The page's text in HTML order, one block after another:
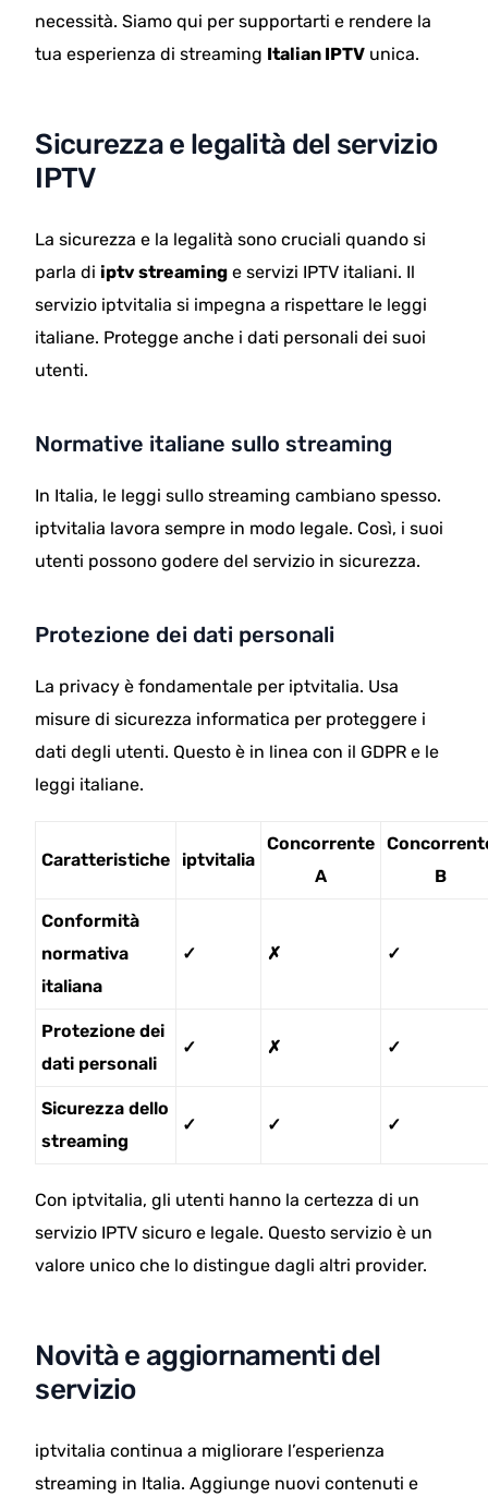
necessità. Siamo qui per supportarti e rendere la
tua esperienza di streaming Italian IPTV unica.
Sicurezza e legalità del servizio
IPTV
La sicurezza e la legalità sono cruciali quando si
parla di iptv streaming e servizi IPTV italiani. Il
servizio iptvitalia si impegna a rispettare le leggi
italiane. Protegge anche i dati personali dei suoi
utenti.
Normative italiane sullo streaming
In Italia, le leggi sullo streaming cambiano spesso.
iptvitalia lavora sempre in modo legale. Così, i suoi
utenti possono godere del servizio in sicurezza.
Protezione dei dati personali
La privacy è fondamentale per iptvitalia. Usa
misure di sicurezza informatica per proteggere i
dati degli utenti. Questo è in linea con il GDPR e le
leggi italiane.
Caratteristiche iptvitalia
Concorrente
A
B
Conformità
normativa
italiana
✓ ✗ ✓
Protezione dei
dati personali
✓ ✗ ✓
Sicurezza dello
streaming
✓ ✓ ✓
Con iptvitalia, gli utenti hanno la certezza di un
servizio IPTV sicuro e legale. Questo servizio è un
valore unico che lo distingue dagli altri provider.
Novità e aggiornamenti del
servizio
iptvitalia continua a migliorare l’esperienza
streaming in Italia. Aggiunge nuovi contenuti e